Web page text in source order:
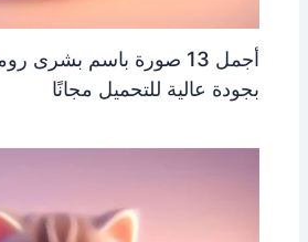
أجمل 13 صورة باسم بشرى
بجودة عالية للتحميل مجانًا